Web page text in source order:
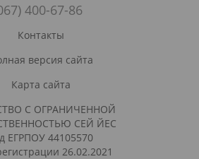
400-67-86
Контакты
версия сайта
Карта сайта
С ОГРАНИЧЕННОЙ
СЕЙ ЙЕС
ЕГРПОУ 44105570
26.02.2021